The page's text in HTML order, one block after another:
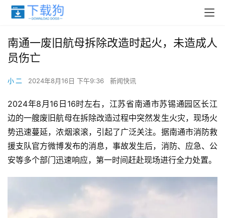
南通一废旧航母拆除改造时起火，未造成人
员伤亡
小 二 2024年8月16日 下午9:36 新闻快讯
2024年8月16日16时左右，江苏省南通市苏锡通园区长江
边的一艘废旧航母在拆除改造过程中突然发生火灾，现场火
势迅速蔓延，浓烟滚滚，引起了广泛关注。据南通市消防救
援支队官方微博发布的消息，事故发生后，消防、应急、公
安等多个部门迅速响应，第一时间赶赴现场进行全力处置。